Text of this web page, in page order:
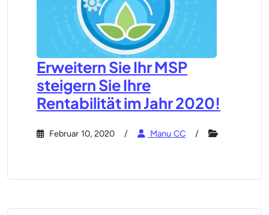
Erweitern Sie Ihr MSP
steigern Sie Ihre
Rentabilität im Jahr 2020!
Februar 10, 2020 Manu CC